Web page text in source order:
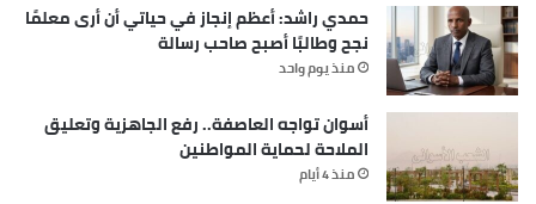
حمدي راشد: أعظم إنجاز في حياتي أن أرى معلمًا
نجح وطالبًا أصبح صاحب رسالة
منذ يوم واحد
أسوان تواجه العاصفة.. رفع الجاهزية وتعليق
الملاحة لحماية المواطنين
منذ 4 أيام